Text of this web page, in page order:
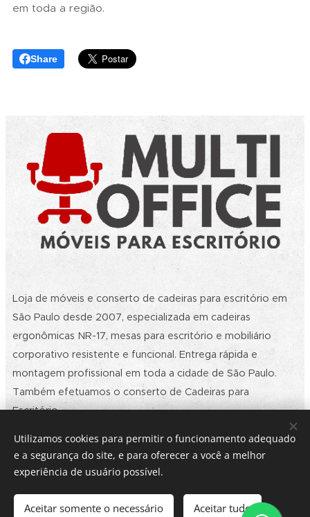
em toda a região.
Share
Loja de móveis e conserto de cadeiras para escritório em
São Paulo desde 2007, especializada em cadeiras
ergonômicas NR-17, mesas para escritório e mobiliário
corporativo resistente e funcional. Entrega rápida e
montagem profissional em toda a cidade de São Paulo.
Também efetuamos o conserto de Cadeiras para
Escritório.
2026 | Ⓡ Multi Office Móveis e Conserto de Cadeiras para
Escritório SP | Todos os Direitos Reservados. | Política de
Rodovia Raposo Tavares, 4.149 - Loja 01 - Butantã - CEP:
Utilizamos cookies para permitir o funcionamento adequado
e a segurança do site, e para oferecer a você a melhor
experiência de usuário possível.
Aceitar somente o necessário Aceitar tudo